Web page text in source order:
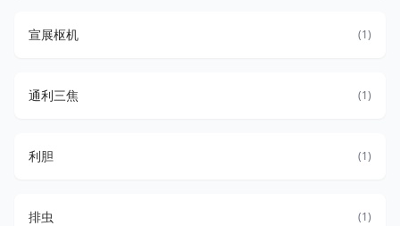
宣展枢机 (1)
通利三焦 (1)
利胆 (1)
排虫 (1)